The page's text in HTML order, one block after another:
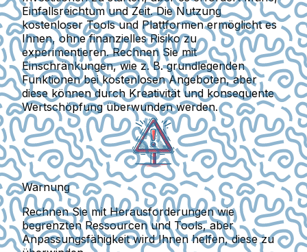
Einfallsreichtum und Zeit. Die Nutzung
kostenloser Tools und Plattformen ermöglicht es
Ihnen, ohne finanzielles Risiko zu
experimentieren. Rechnen Sie mit
Einschränkungen, wie z. B. grundlegenden
Funktionen bei kostenlosen Angeboten, aber
diese können durch Kreativität und konsequente
Wertschöpfung überwunden werden.
Warnung
Rechnen Sie mit Herausforderungen wie
begrenzten Ressourcen und Tools, aber
Anpassungsfähigkeit wird Ihnen helfen, diese zu